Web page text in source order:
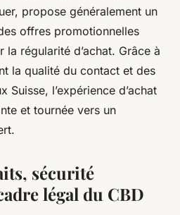
propose généralement un
offres promotionnelles
la régularité d’achat. Grâce à
la qualité du contact et des
Suisse, l’expérience d’achat
et tournée vers un
sécurité
légal du CBD